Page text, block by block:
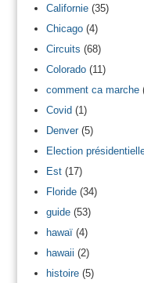
Californie(35)
Chicago(4)
Circuits (68)
Colorado(11)
comment ca marche
Covid(1)
Denver(5)
Election
Est(17)
Floride(34)
guide(53)
hawaï(4)
hawaii (2)
histoire(5)